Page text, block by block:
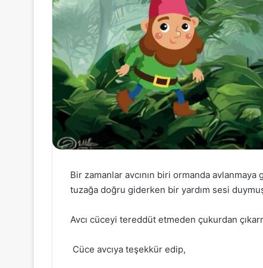
Bir zamanlar avcının biri ormanda
tuzağa doğru giderken bir yardım sesi
Avcı cüceyi tereddüt etmeden çukurdan
Cüce avcıya teşekkür edip,